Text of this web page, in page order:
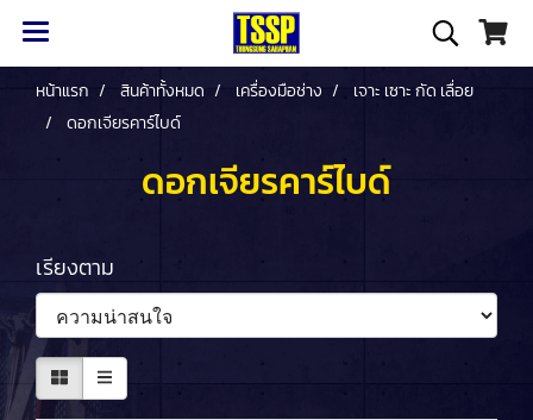
หน้าแรก สินค้าทั้งหมด เครื่องมือช่าง
เจาะ เซาะ กัด เลื่อย
ดอกเจียรคาร์ไบด์
ดอกเจียรคาร์ไบด์
เรียงตาม